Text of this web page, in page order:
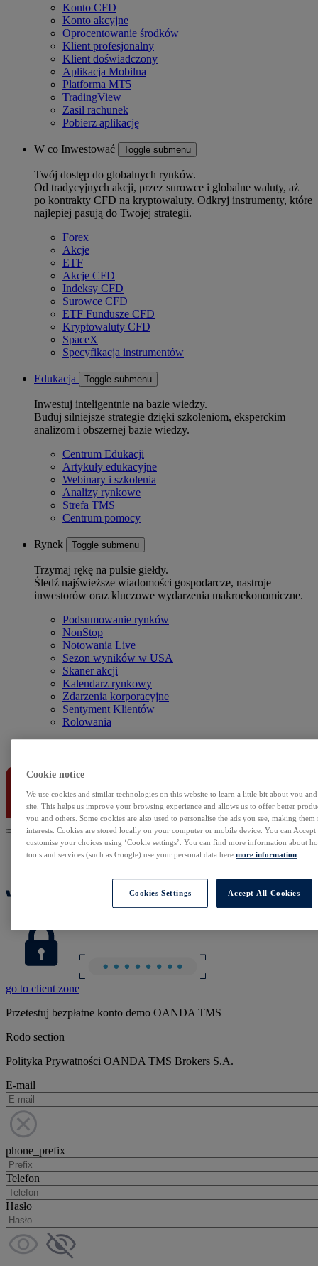
Konto CFD
Konto akcyjne
Oprocentowanie środków
Klient profesjonalny
Klient doświadczony
Aplikacja Mobilna
Platforma MT5
TradingView
Zasil rachunek
Pobierz aplikację
W co Inwestować Toggle submenu
Twój dostęp do globalnych rynków.
Od tradycyjnych akcji, przez surowce i globalne waluty, aż
po kontrakty CFD na kryptowaluty. Odkryj instrumenty, które
najlepiej pasują do Twojej strategii.
Forex
Akcje
ETF
Akcje CFD
Indeksy CFD
Surowce CFD
ETF Fundusze CFD
Kryptowaluty CFD
SpaceX
Specyfikacja instrumentów
Edukacja Toggle submenu
Inwestuj inteligentnie na bazie wiedzy.
Buduj silniejsze strategie dzięki szkoleniom, eksperckim
analizom i obszernej bazie wiedzy.
Centrum Edukacji
Artykuły edukacyjne
Webinary i szkolenia
Analizy rynkowe
Strefa TMS
Centrum pomocy
Rynek Toggle submenu
Trzymaj rękę na pulsie giełdy.
Śledź najświeższe wiadomości gospodarcze, nastroje
inwestorów oraz kluczowe wydarzenia makroekonomiczne.
Podsumowanie rynków
NonStop
Notowania Live
Sezon wyników w USA
Skaner akcji
Kalendarz rynkowy
Zdarzenia korporacyjne
Sentyment Klientów
Rolowania
go to client zone
Przetestuj bezpłatne konto demo OANDA TMS
Rodo section
Polityka Prywatności OANDA TMS Brokers S.A.
E-mail
phone_prefix
Telefon
Hasło
Cookie notice
We use cookies and similar technologies on this website to learn a little bit about you
site. This helps us improve your browsing experience and allows us to offer better
you and others. Some cookies are also used to personalise the ads you see, making
interests. Cookies are stored locally on your computer or mobile device. You can
customise your choices using ‘Cookie settings’. You can find more information about
tools and services (such as Google) use your personal data here:more information
Cookies Settings Accept All Cookies